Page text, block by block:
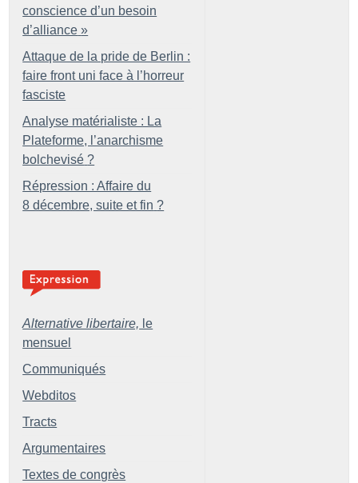
conscience d’un besoin
d’alliance »
Attaque de la pride de Berlin :
faire front uni face à l’horreur
fasciste
Analyse matérialiste : La
Plateforme, l’anarchisme
bolchevisé ?
Répression : Affaire du
8 décembre, suite et fin ?
Alternative libertaire, le
mensuel
Communiqués
Webditos
Tracts
Argumentaires
Textes de congrès